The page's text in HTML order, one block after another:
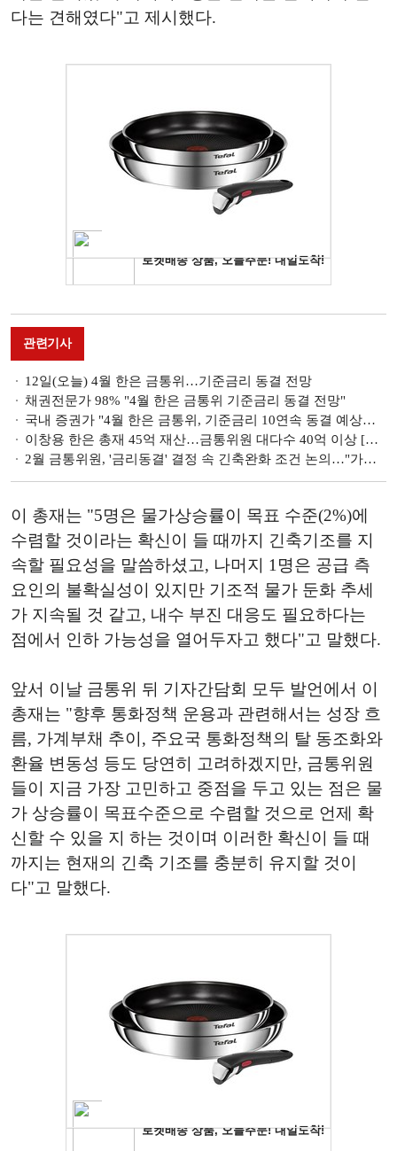
다는 견해였다"고 제시했다.
관련기사
12일(오늘) 4월 한은 금통위…기준금리 동결 전망
채권전문가 98% "4월 한은 금통위 기준금리 동결 전망"
국내 증권가 "4월 한은 금통위, 기준금리 10연속 동결 예상…7월 인하 시나리오 무게"
이창용 한은 총재 45억 재산…금통위원 대다수 40억 이상 [재산공개]
2월 금통위원, '금리동결' 결정 속 긴축완화 조건 논의…"가계대출 큰 부담 요인"
이 총재는 "5명은 물가상승률이 목표 수준(2%)에
수렴할 것이라는 확신이 들 때까지 긴축기조를 지
속할 필요성을 말씀하셨고, 나머지 1명은 공급 측
요인의 불확실성이 있지만 기조적 물가 둔화 추세
가 지속될 것 같고, 내수 부진 대응도 필요하다는
점에서 인하 가능성을 열어두자고 했다"고 말했다.
앞서 이날 금통위 뒤 기자간담회 모두 발언에서 이
총재는 "향후 통화정책 운용과 관련해서는 성장 흐
름, 가계부채 추이, 주요국 통화정책의 탈 동조화와
환율 변동성 등도 당연히 고려하겠지만, 금통위원
들이 지금 가장 고민하고 중점을 두고 있는 점은 물
가 상승률이 목표수준으로 수렴할 것으로 언제 확
신할 수 있을 지 하는 것이며 이러한 확신이 들 때
까지는 현재의 긴축 기조를 충분히 유지할 것이
다"고 말했다.